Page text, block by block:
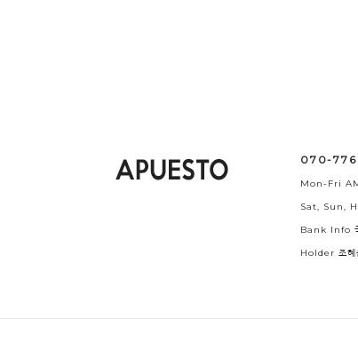
070-
Mon-Fri
Sat, Sun,
Bank Info
Holder 조혜